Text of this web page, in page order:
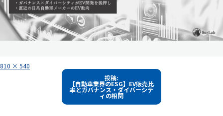
フ
ル
810 × 540
投稿:
【自動車業界のESG】EV販売比
率とガバナンス・ダイバーシテ
ィの相関